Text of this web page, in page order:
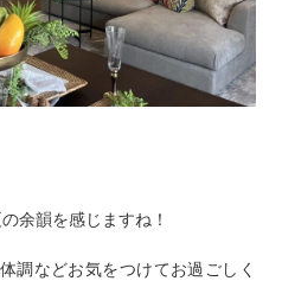
余韻を感じますね！
調などお気をつけてお過ごしく